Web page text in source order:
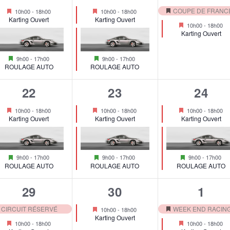
e
n
t
s
,
e
n
t
s
,
e
n
,
é
v
è
n
e
m
e
n
t
s
,
Mis
en
avant
10h00- 18h00
Karting Ouvert
Mis
en
9h00- 17h00
ROULAGE AUTO
é
v
è
n
e
m
e
n
t
s
,
Mis
en
avant
10h00- 18h00
Karting Ouvert
Mis
en
9h00- 17h00
ROULAGE AUTO
é
v
e
m
e
n
t
s
,
Mis
COUPE DE
Mis
en
avant
10h00- 18h00
Karting Ouvert
2
é
v
è
n
e
m
e
22
Mis
en
avant
10h00- 18h00
Karting Ouvert
Mis
en
9h00- 17h00
ROULAGE AUTO
2
é
v
è
n
e
m
e
23
Mis
en
avant
10h00- 18h00
Karting Ouvert
Mis
en
9h00- 17h00
ROULAGE AUTO
2
é
v
è
n
e
m
e
24
Mis
en
avant
10h00- 18h00
Karting Ouvert
Mis
en
9h00- 17h00
ROULAGE AUTO
2
é
v
29
CIRCUIT RÉSERVÉ
Mis
10h00- 18h00
1
é
v
30
Mis
en
avant
10h00- 18h00
Karting Ouvert
2
é
v
1
Mis
WEEK END
Mis
10h00- 18h00